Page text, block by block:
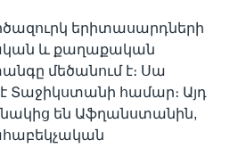
երիտասարդների
և քաղաքական
մեծանում է։ Սա
Տաջիկստանի համար։ Այդ
են Աֆղանստանին,